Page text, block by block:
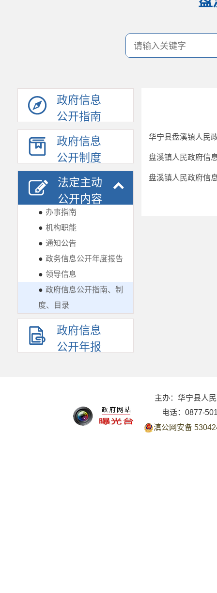
政府信息
公开指南
政府信息
公开制度
法定主动
公开内容
● 办事指南
● 机构职能
● 通知公告
● 政务信息公开年度报告
● 领导信息
● 政府信息公开指南、制
度、目录
政府信息
公开年报
华宁县盘溪镇人民
盘溪镇人民政府信
盘溪镇人民政府信
主办：华宁县人
电话：0877-
滇公网安备